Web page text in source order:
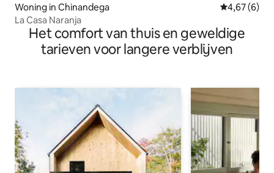
Woning in Chinandega Gemiddelde
4,67 (6)
La Casa Naranja
Het comfort van thuis en geweldige
tarieven voor langere verblijven